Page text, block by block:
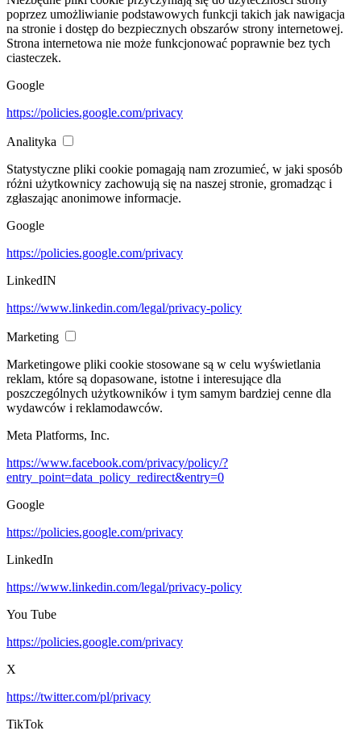
poprzez umożliwianie podstawowych funkcji takich jak nawigacja
na stronie i dostęp do bezpiecznych obszarów strony internetowej.
Strona internetowa nie może funkcjonować poprawnie bez tych
ciasteczek.
Google
https://policies.google.com/privacy
Analityka
Statystyczne pliki cookie pomagają nam zrozumieć, w jaki sposób
różni użytkownicy zachowują się na naszej stronie, gromadząc i
zgłaszając anonimowe informacje.
Google
https://policies.google.com/privacy
LinkedIN
https://www.linkedin.com/legal/privacy-policy
Marketing
Marketingowe pliki cookie stosowane są w celu wyświetlania
reklam, które są dopasowane, istotne i interesujące dla
poszczególnych użytkowników i tym samym bardziej cenne dla
wydawców i reklamodawców.
Meta Platforms, Inc.
https://www.facebook.com/privacy/policy/?
entry_point=data_policy_redirect&entry=0
Google
https://policies.google.com/privacy
LinkedIn
https://www.linkedin.com/legal/privacy-policy
You Tube
https://policies.google.com/privacy
X
https://twitter.com/pl/privacy
TikTok